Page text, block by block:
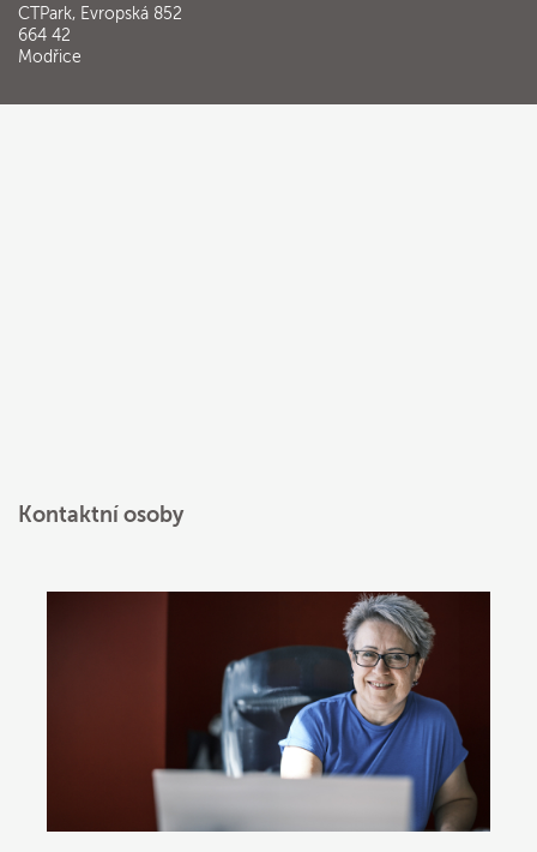
CTPark, Evropská 852
664 42
Modřice
Kontaktní osoby